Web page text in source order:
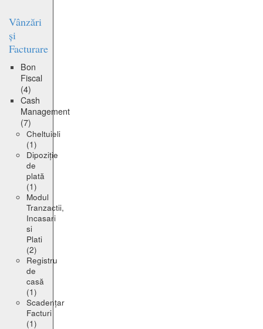
Vânzări
și
Facturare
Bon
Fiscal
(4)
Cash
Management
(7)
Cheltuieli
(1)
Dipoziție
de
plată
(1)
Modul
Tranzactii,
Incasari
si
Plati
(2)
Registru
de
casă
(1)
Scadențar
Facturi
(1)